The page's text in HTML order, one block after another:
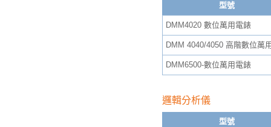
型號
DMM4020 數位萬用電錶
DMM 4040/4050 高階數位萬
DMM6500-數位萬用電錶
邏輯分析儀
型號